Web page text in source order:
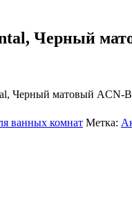
Черный
Черный матовый ACN-
ванных комнат Метка: